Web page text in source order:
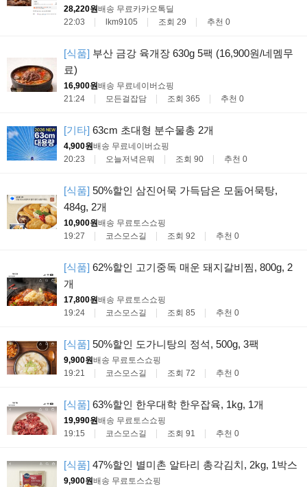
28,220원배송 무료카카오톡딜
22:03
lkm9105 조회 29 추천 0
[식품] 부산 금강 육개장 630g 5팩 (16,900원/네멤무
료)
16,900원배송 무료네이버쇼핑
21:24
모든걸잡담 조회 365 추천 0
[기타] 63cm 초대형 분수물총 2개
4,900원배송 무료네이버쇼핑
20:23
오늘저녁은뭐 조회 90 추천 0
[식품] 50%할인 삼진어묵 가득담은 모둠어묵탕,
484g, 2개
10,900원배송 무료토스쇼핑
19:27
코스모스길 조회 92 추천 0
[식품] 62%할인 고기중독 매운 돼지갈비찜, 800g, 2
개
17,800원배송 무료토스쇼핑
19:24
코스모스길 조회 85 추천 0
[식품] 50%할인 도가니탕의 정석, 500g, 3팩
9,900원배송 무료토스쇼핑
19:21
코스모스길 조회 72 추천 0
[식품] 63%할인 한우대학 한우잡육, 1kg, 1개
19,990원배송 무료토스쇼핑
19:15
코스모스길 조회 91 추천 0
[식품] 47%할인 별미촌 알타리 총각김치, 2kg, 1박스
9,900원배송 무료토스쇼핑